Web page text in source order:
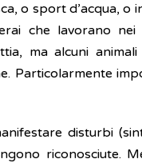
o sport d’acqua, o
che lavorano
ma alcuni
Particolarmente
disturbi
riconosciute.